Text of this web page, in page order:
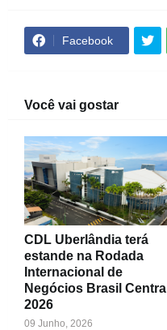
Facebook
Você vai gostar
CDL Uberlândia terá
estande na Rodada
Internacional de
Negócios Brasil Central
2026
09 Junho, 2026